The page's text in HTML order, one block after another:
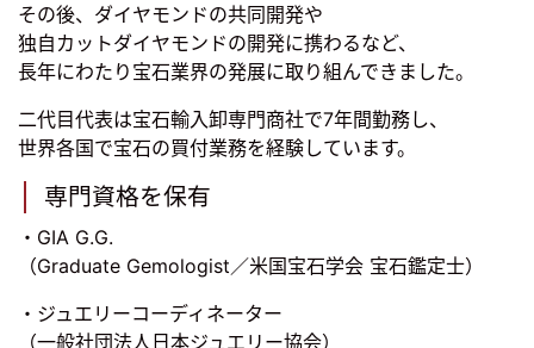
その後、ダイヤモンドの共同開発や
独自カットダイヤモンドの開発に携わるなど、
長年にわたり宝石業界の発展に取り組んできました。
二代目代表は宝石輸入卸専門商社で7年間勤務し、
世界各国で宝石の買付業務を経験しています。
専門資格を保有
・GIA G.G.
（Graduate Gemologist／米国宝石学会 宝石鑑定士）
・ジュエリーコーディネーター
（一般社団法人日本ジュエリー協会）